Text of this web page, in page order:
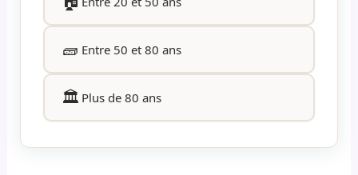
🧱 Entre 50 et 80 ans
🏛️ Plus de 80 ans